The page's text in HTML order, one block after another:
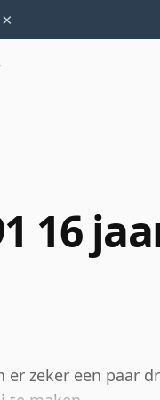
×
16
er zeker een paar